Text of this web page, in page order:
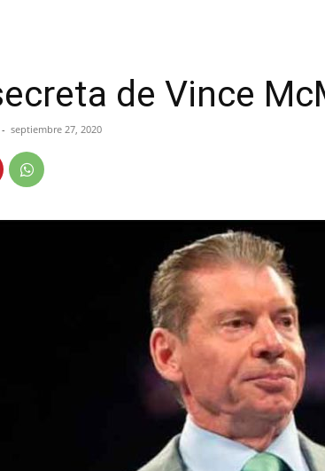
de Vince
- septiembre 27, 2020